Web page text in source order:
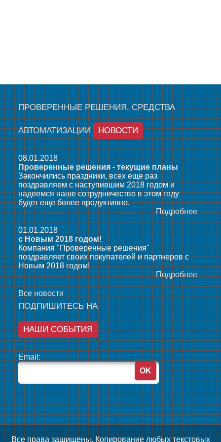
ПРОВЕРЕННЫЕ РЕШЕНИЯ. СРЕДСТВА
АВТОМАТИЗАЦИИ НОВОСТИ
08.01.2018
Проверенные решения - текущие планы
Закончились праздники, всех еще раз
поздравляем с наступившим 2018 годом и
надеемся наше сотрудничество в этом году
будет еще более продуктивно.
Подробнее
01.01.2018
с Новым 2018 годом!
Компания "Проверенные решения"
поздравляет своих покупателей и партнеров с
Новым 2018 годом!
Подробнее
Все новости
ПОДПИШИТЕСЬ НА
НАШИ СОБЫТИЯ
Email:
Все права защищены. Копирование любых текстовых